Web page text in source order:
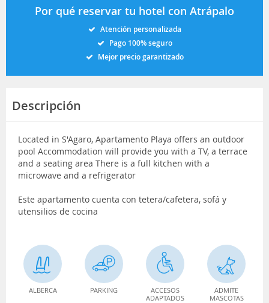
Por qué reservar tu hotel con Atrápalo
Atención personalizada
Pago 100% seguro
Mejor precio garantizado
Descripción
Located in S'Agaro, Apartamento Playa offers an outdoor
pool Accommodation will provide you with a TV, a terrace
and a seating area There is a full kitchen with a
microwave and a refrigerator
Este apartamento cuenta con tetera/cafetera, sofá y
utensilios de cocina
ALBERCA PARKING
ACCESOS
ADAPTADOS
ADMITE
MASCOTAS